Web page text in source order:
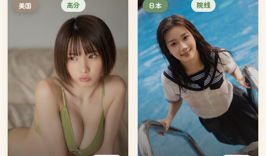
美国 高分 日本 院线